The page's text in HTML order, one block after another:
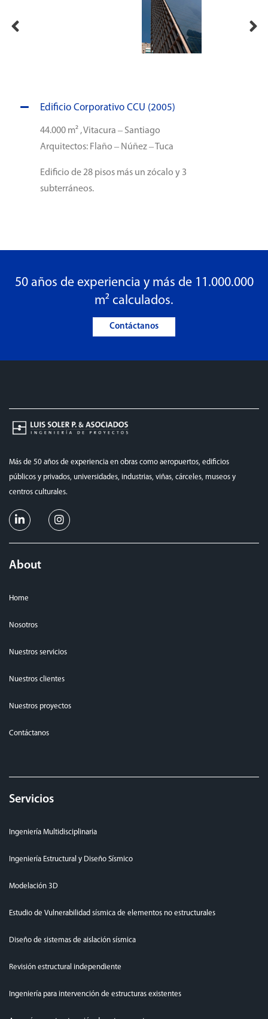
Edificio Corporativo CCU (2005)
44.000 m² , Vitacura – Santiago
Arquitectos: Flaño – Núñez – Tuca
Edificio de 28 pisos más un zócalo y 3
subterráneos.
50 años de experiencia y más de 11.000.000
m² calculados.
Contáctanos
Más de 50 años de experiencia en obras como aeropuertos, edificios
públicos y privados, universidades, industrias, viñas, cárceles, museos y
centros culturales.
About
Home
Nosotros
Nuestros servicios
Nuestros clientes
Nuestros proyectos
Contáctanos
Servicios
Ingeniería Multidisciplinaria
Ingeniería Estructural y Diseño Sísmico
Modelación 3D
Estudio de Vulnerabilidad sísmica de elementos no estructurales
Diseño de sistemas de aislación sísmica
Revisión estructural independiente
Ingeniería para intervención de estructuras existentes